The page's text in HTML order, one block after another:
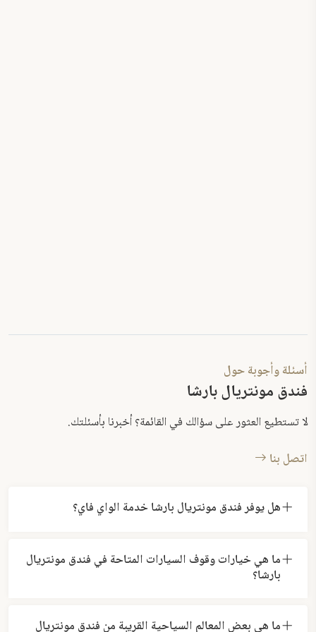
أسئلة وأجوبة حول
فندق مونتريال بارشا
لا تستطيع العثور على سؤالك في القائمة؟ أخبرنا بأسئلتك.
اتصل بنا
هل يوفر فندق مونتريال بارشا خدمة الواي فاي؟
ما هي خيارات وقوف السيارات المتاحة في فندق مونتريال
بارشا؟
ما هي بعض المعالم السياحية القريبة من فندق مونتريال